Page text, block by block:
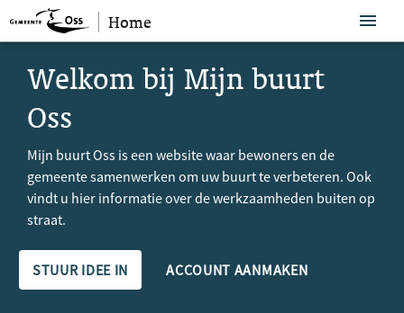
Sla navigatie over
Home
Welkom bij Mijn buurt
Oss
Mijn buurt Oss is een website waar bewoners en de
gemeente samenwerken om uw buurt te verbeteren. Ook
vindt u hier informatie over de werkzaamheden buiten op
straat.
STUUR IDEE IN ACCOUNT AANMAKEN